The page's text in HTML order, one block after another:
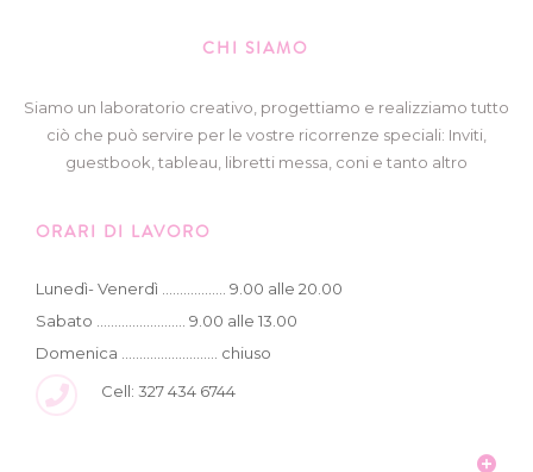
CHI SIAMO
Siamo un laboratorio creativo, progettiamo e realizziamo tutto
ciò che può servire per le vostre ricorrenze speciali: Inviti,
guestbook, tableau, libretti messa, coni e tanto altro
ORARI DI LAVORO
Lunedì- Venerdì .................. 9.00 alle 20.00
Sabato ......................... 9.00 alle 13.00
Domenica ........................... chiuso
Cell: 327 434 6744